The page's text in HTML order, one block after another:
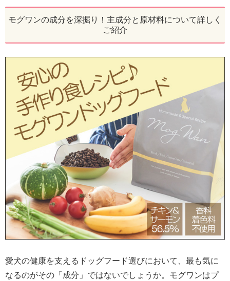
モグワンの成分を深掘り！主成分と原材料について詳しく
ご紹介
愛犬の健康を支えるドッグフード選びにおいて、最も気に
なるのがその「成分」ではないでしょうか。モグワンはプ